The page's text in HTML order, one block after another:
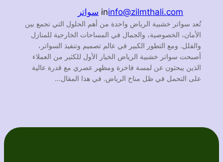
info@zilmthali.com
in سواتر
تُعد سواتر خشبية الرياض واحدة من أهم الحلول التي تجمع بين
الأمان، الخصوصية، والجمال في المساحات الخارجية للمنازل
والفلل. ومع التطور الكبير في عالم تصميم وتنفيذ السواتر،
أصبحت سواتر خشبية الرياض الخيار الأول للكثير من العملاء
الذين يبحثون عن لمسة فاخرة ومظهر عصري مع قدرة عالية
على التحمل في ظل مناخ الرياض. في هذا المقال…